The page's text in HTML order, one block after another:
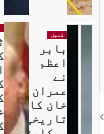
کھیل
بابر
اعظم
نے
عمران
خان کا
تاریخی